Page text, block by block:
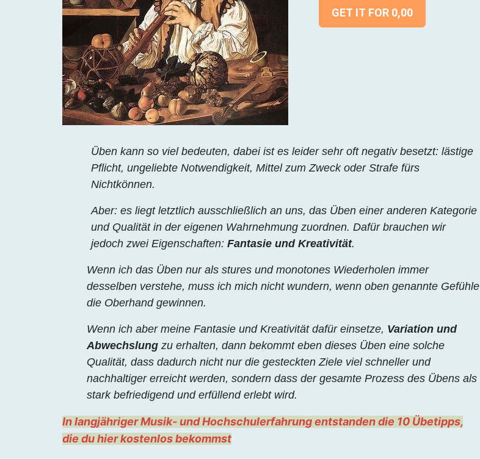
GET IT FOR 0,00
Üben kann so viel bedeuten, dabei ist es leider sehr oft negativ besetzt: lästige
Pflicht, ungeliebte Notwendigkeit, Mittel zum Zweck oder Strafe fürs
Nichtkönnen.
Aber: es liegt letztlich ausschließlich an uns, das Üben einer anderen Kategorie
und Qualität in der eigenen Wahrnehmung zuordnen. Dafür brauchen wir
jedoch zwei Eigenschaften:Fantasie und Kreativität.
Wenn ich das Üben nur als stures und monotones Wiederholen immer
desselben verstehe, muss ich mich nicht wundern, wenn oben genannte Gefühle
die Oberhand gewinnen.
Wenn ich aber meine Fantasie und Kreativität dafür einsetze, Variation und
Abwechslung zu erhalten, dann bekommt eben dieses Üben eine solche
Qualität, dass dadurch nicht nur die gesteckten Ziele viel schneller und
nachhaltiger erreicht werden, sondern dass der gesamte Prozess des Übens als
stark befriedigend und erfüllend erlebt wird.
In langjähriger Musik- und Hochschulerfahrung entstanden die 10 Übetipps,
die du hier kostenlos bekommst